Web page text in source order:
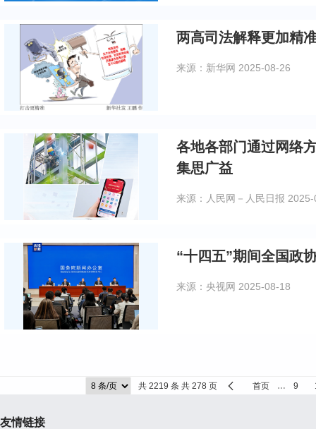
两高司法解释更加精
来源：新华网 2025-08-26
各地各部门通过网络方式
集思广益
来源：人民网－人民日报
“十四五”期间全国政
来源：央视网 2025-08-18
共 2219 条 共 278 页 首页 … 9
友情链接